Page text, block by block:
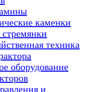
каменки
техника
оборудование
и